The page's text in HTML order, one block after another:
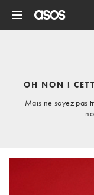
OH NON !
Mais ne soyez pas